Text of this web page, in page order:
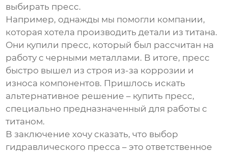
выбирать пресс.
Например, однажды мы помогли компании,
которая хотела производить детали из титана.
Они купили пресс, который был рассчитан на
работу с черными металлами. В итоге, пресс
быстро вышел из строя из-за коррозии и
износа компонентов. Пришлось искать
альтернативное решение – купить пресс,
специально предназначенный для работы с
титаном.
В заключение хочу сказать, что выбор
гидравлического пресса – это ответственное